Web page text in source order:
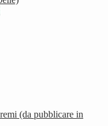
(da pubblicare in